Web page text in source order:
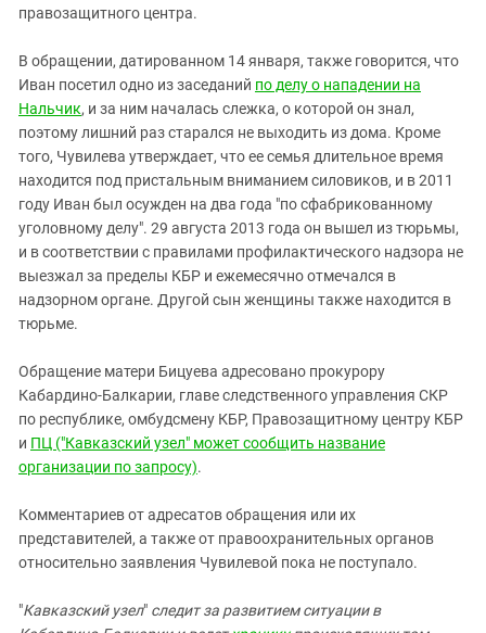
правозащитного центра.
В обращении, датированном 14 января, также говорится, что
Иван посетил одно из заседаний по делу о нападении на
Нальчик, и за ним началась слежка, о которой он знал,
поэтому лишний раз старался не выходить из дома. Кроме
того, Чувилева утверждает, что ее семья длительное время
находится под пристальным вниманием силовиков, и в 2011
году Иван был осужден на два года "по сфабрикованному
уголовному делу". 29 августа 2013 года он вышел из тюрьмы,
и в соответствии с правилами профилактического надзора не
выезжал за пределы КБР и ежемесячно отмечался в
надзорном органе. Другой сын женщины также находится в
тюрьме.
Обращение матери Бицуева адресовано прокурору
Кабардино-Балкарии, главе следственного управления СКР
по республике, омбудсмену КБР, Правозащитному центру КБР
и ПЦ ("Кавказский узел" может сообщить название
организации по запросу).
Комментариев от адресатов обращения или их
представителей, а также от правоохранительных органов
относительно заявления Чувилевой пока не поступало.
"Кавказский узел" следит за развитием ситуации в